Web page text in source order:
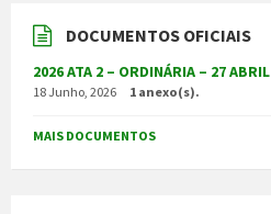
DOCUMENTOS OFICIAIS
2026 ATA 2 – ORDINÁRIA – 27 ABRIL
18 Junho, 2026 1 anexo(s).
MAIS DOCUMENTOS